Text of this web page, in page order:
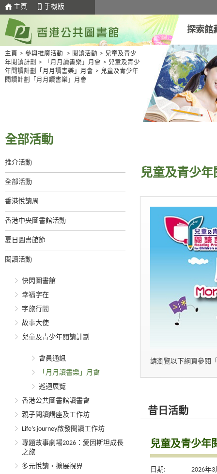
主頁 手機版
探索館
主頁 > 參與推廣活動 > 閱讀活動 > 兒童及青少
年閱讀計劃
> 「月月讀書樂」月會 > 兒童及青少
年閱讀計劃「月月讀書樂」月會 > 兒童及青少年
閱讀計劃「月月讀書樂」月會
全部活動
推介活動
全部活動
香港悅讀周
香港中央圖書館活動
夏日圖書館節
閱讀活動
快閃圖書館
幸福字在
字旅行間
故事大使
兒童及青少年閱讀計劃
會員通訊
「月月讀書樂」月會
巡迴展覽
香港公共圖書館讀書會
親子閱讀講座及工作坊
Life’s journey啟發閱讀工作坊
專題故事劇場2026：愛因斯坦成長
之旅
多元悅讀‧擴展視界
兒童及青少
請瀏覽以下網頁參閱
昔日活動
兒童及青少年
日期:
2026年